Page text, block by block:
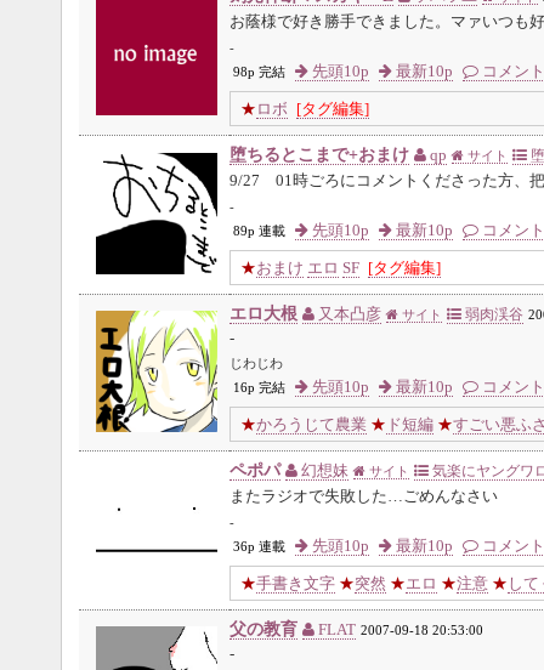
お蔭様で好き勝手できました。マァいつも
-
98p 完結
先頭10p 最新10p コメント
★ ロボ [タグ編集]
堕ちるとこまで+おまけ qp サイト
9/27 01時ごろにコメントくださった方、
-
89p 連載
先頭10p 最新10p コメント
★おまけ エロ SF [タグ編集]
エロ大根 又本凸彦 サイト 弱肉渓谷
-
じわじわ
16p 完結
先頭10p 最新10p コメント
★かろうじて農業 ★ ド短編 ★すごい悪ふ
ペポパ 幻想妹 サイト
気楽にヤングワ
またラジオで失敗した…ごめんなさい
-
36p 連載
先頭10p 最新10p コメント
★手書き文字 ★突然 ★エロ ★注意 ★ し
父の教育 FLAT 2007-09-18 20:53:00
-